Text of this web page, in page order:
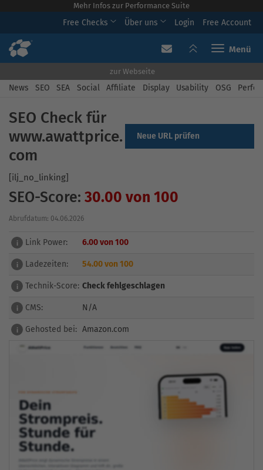
Mehr Infos zur Performance Suite
Free Checks Über uns Login Free Account
Toggle
zur Webseite
News SEO SEA Social Affiliate Display Usability OSG
SEO Check für
www.awattprice.
com
Neue URL prüfen
[ilj_no_linking]
SEO-Score: 30.00 von 100
Abrufdatum: 04.06.2026
i Link Power: 6.00 von 100
i Ladezeiten: 54.00 von 100
i Technik-Score: Check fehlgeschlagen
i CMS: N/A
i Gehosted bei: Amazon.com